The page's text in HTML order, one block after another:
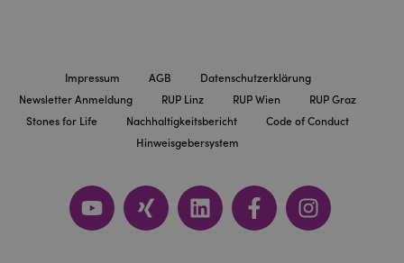
Impressum AGB
Datenschutzerklärung
Newsletter Anmeldung
RUP Linz RUP Wien
RUP Graz
Stones for Life
Nachhaltigkeitsbericht
Code of Conduct
Hinweisgebersystem